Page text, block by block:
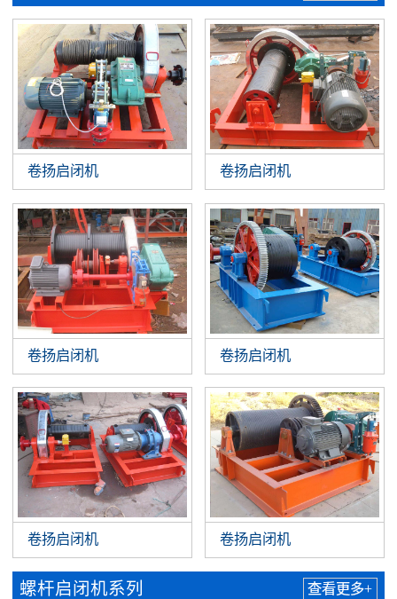
卷扬启闭机 卷扬启闭机
卷扬启闭机 卷扬启闭机
卷扬启闭机 卷扬启闭机
螺杆启闭机系列 查看更多+